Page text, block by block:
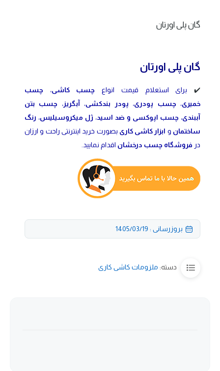
گان پلی اورتان
گان پلی اورتان
✔️ برای استعلام قیمت انواع چسب کاشی، چسب
خمیری، چسب پودری، پودر بندکشی، آبگریز، چسب بتن
آببندی، چسب اپوکسی و ضد اسید، ژل میکروسیلیس، رنگ
ساختمان و ابزار کاشی کاری بصورت خرید اینترنتی راحت و ارزان
در فروشگاه چسب درخشان اقدام نمایید.
بروزرسانی : 1405/03/19
دسته: ملزومات کاشی کاری